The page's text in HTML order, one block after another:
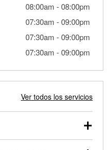
08:00am -08:00pm
07:30am -09:00pm
07:30am -09:00pm
07:30am -09:00pm
Ver todos los servicios